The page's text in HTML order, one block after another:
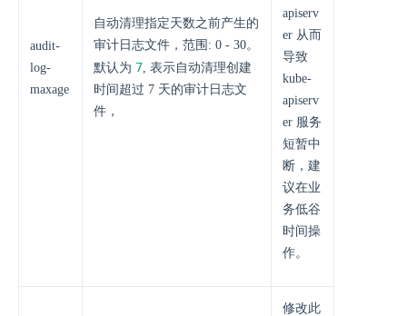
audit-
log-
maxage
自动清理指定天数之前产生的
审计日志文件，范围: 0 - 30。
默认为 7 , 表示自动清理创建
时间超过 7 天的审计日志文
件，
apiserv
er 从而
导致
kube-
apiserv
er 服务
短暂中
断，建
议在业
务低谷
时间操
作。
修改此